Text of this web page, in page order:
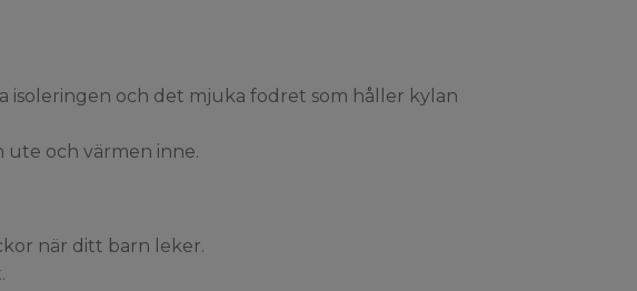
isoleringen och det mjuka fodret som håller kylan
ute och värmen inne.
när ditt barn leker.